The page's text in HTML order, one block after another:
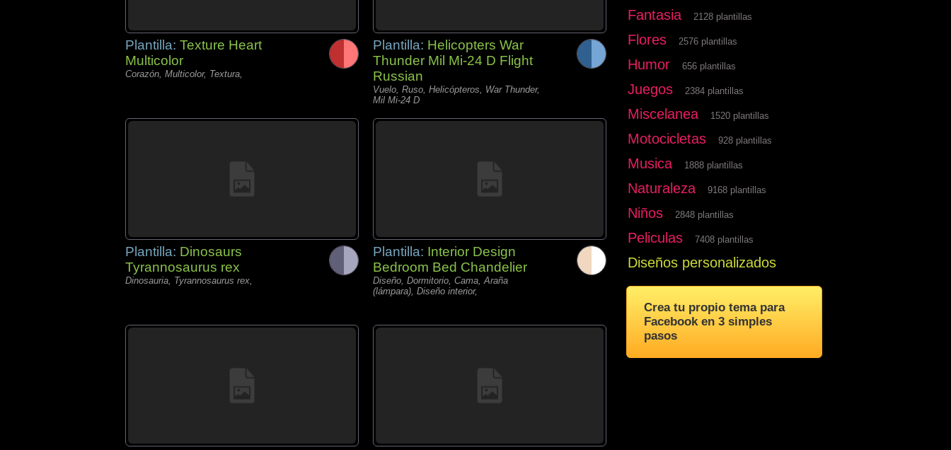
Plantilla: Texture Heart
Multicolor
Corazón, Multicolor, Textura,
Plantilla: Helicopters War
Thunder Mil Mi-24 D Flight
Russian
Vuelo, Ruso, Helicópteros, War Thunder,
Mil Mi-24 D
Plantilla: Dinosaurs
Tyrannosaurus rex
Dinosauria, Tyrannosaurus rex,
Plantilla: Interior Design
Bedroom Bed Chandelier
Diseño, Dormitorio, Cama, Araña
(lámpara), Diseño interior,
Fantasia 2128 plantillas
Flores 2576 plantillas
Humor 656 plantillas
Juegos 2384 plantillas
Miscelanea 1520 plantillas
Motocicletas 928 plantillas
Musica 1888 plantillas
Naturaleza 9168 plantillas
Niños 2848 plantillas
Peliculas 7408 plantillas
Diseños personalizados
Crea tu propio tema para
Facebook en 3 simples
pasos